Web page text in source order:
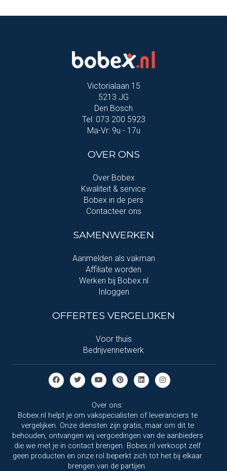
Victorialaan 15
5213 JG
Den Bosch
Tel: 073 200 5923
Ma-Vr: 9u - 17u
OVER ONS
Over Bobex
Kwaliteit & service
Bobex in de pers
Contacteer ons
SAMENWERKEN
Aanmelden als vakman
Affiliate worden
Werken bij Bobex.nl
Inloggen
OFFERTES VERGELIJKEN
Voor thuis
Bedrijvennetwerk
Over ons:
Bobex.nl helpt je om vakspecialisten of leveranciers te
vergelijken. Onze diensten zijn gratis, maar om dit te
behouden, ontvangen wij vergoedingen van de aanbieders
die we met je in contact brengen. Bobex.nl verkoopt zelf
geen producten en onze rol beperkt zich tot het bij elkaar
brengen van de partijen.